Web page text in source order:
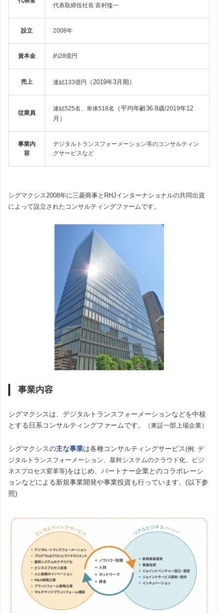
代表取締役社長 富村隆一
設立 2008年
資本金 約28億円
売上 連結133億円 （2019年3月期）
従業員
連結525名、単体518名 （平均年齢36.8歳/2019年12
月）
事業内
容
デジタルトランスフォーメーション等のコンサルティン
グサービスなど
シグマクシス2008年に三菱商事とRHJインターナショナルの共同出資
によって設立されたコンサルティングファームです。
事業内容
シグマクシスは、デジタルトランスフォーメーションなどを中核
とする日系コンサルティングファームです。
（東証一部上場企業）
シグマクシスの主な事業は各種コンサルティングサービス(例: デ
ジタルトランスフォーメーション、基幹システムのクラウド化、ビジ
ネスプロセス変革等)をはじめ、パートナー企業とのコラボレーシ
ョンなどによる新規事業開発や事業投資も行っています。(以下参
照)